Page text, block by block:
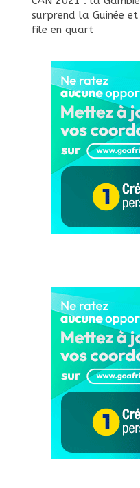
surprend la Guinée et
file en quart